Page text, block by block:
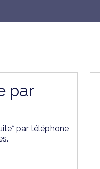
par
par téléphone